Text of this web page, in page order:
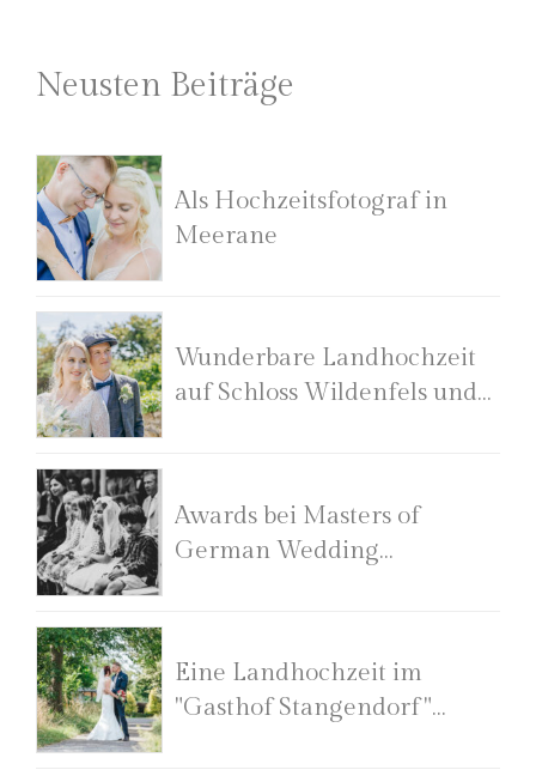
Neusten Beiträge
Als Hochzeitsfotograf in
Meerane
Wunderbare Landhochzeit
auf Schloss Wildenfels und
Awards bei Masters of
German Wedding
Eine Landhochzeit im
"Gasthof Stangendorf"